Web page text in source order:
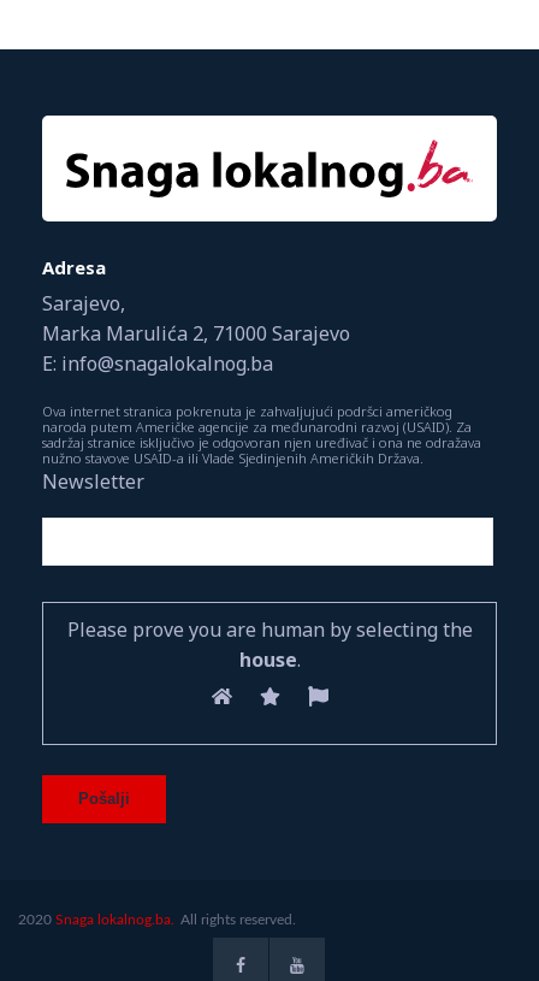
Adresa
Sarajevo,
Marka Marulića 2, 71000 Sarajevo
E: info@snagalokalnog.ba
Ova internet stranica pokrenuta je zahvaljujući podršci američkog
naroda putem Američke agencije za međunarodni razvoj (USAID). Za
sadržaj stranice isključivo je odgovoran njen uređivač i ona ne odražava
nužno stavove USAID-a ili Vlade Sjedinjenih Američkih Država.
Newsletter
Please prove you are human by selecting the
house.
2020 Snaga lokalnog.ba. All rights reserved.